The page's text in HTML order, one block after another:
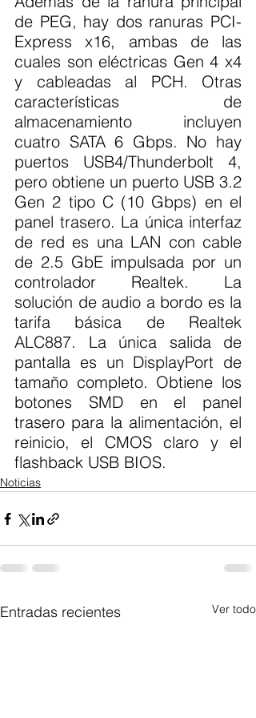
de PEG, hay dos ranuras PCI-
Express x16, ambas de las
cuales son eléctricas Gen 4 x4
y cableadas al PCH. Otras
características de
almacenamiento incluyen
cuatro SATA 6 Gbps. No hay
puertos USB4/Thunderbolt 4,
pero obtiene un puerto USB 3.2
Gen 2 tipo C (10 Gbps) en el
panel trasero. La única interfaz
de red es una LAN con cable
de 2.5 GbE impulsada por un
controlador Realtek. La
solución de audio a bordo es la
tarifa básica de Realtek
ALC887. La única salida de
pantalla es un DisplayPort de
tamaño completo. Obtiene los
botones SMD en el panel
trasero para la alimentación, el
reinicio, el CMOS claro y el
flashback USB BIOS.
Noticias
Entradas recientes Ver todo